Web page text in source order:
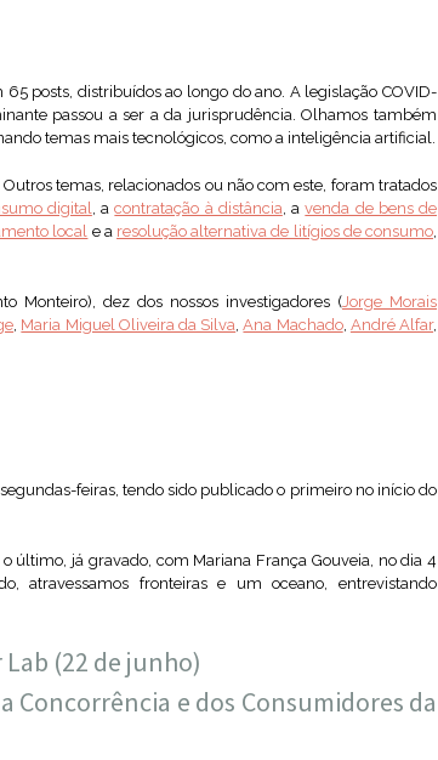
65 posts, distribuídos ao longo do ano. A legislação COVID-
passou a ser a da jurisprudência. Olhamos também
temas mais tecnológicos, como a inteligência artificial.
Outros temas, relacionados ou não com este, foram tratados
digital, acontratação à distância, avenda de bens de
local e a resolução alternativa de litígios de consumo,
Monteiro), dez dos nossos investigadores (Jorge Morais
, Maria Miguel Oliveira da Silva,Ana Machado, André Alfar,
feiras, tendo sido publicado o primeiro no início do
último, já gravado, com Mariana França Gouveia, no dia 4
atravessamos fronteiras e um oceano, entrevistando
(22 de junho)
Concorrência e dos Consumidores da